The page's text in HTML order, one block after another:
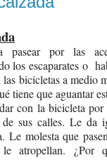
pasear por las
los escaparates o
bicicletas a medio
tiene que aguantar
con la bicicleta
de sus calles. Le da
Le molesta que
atropellan. ¿Por